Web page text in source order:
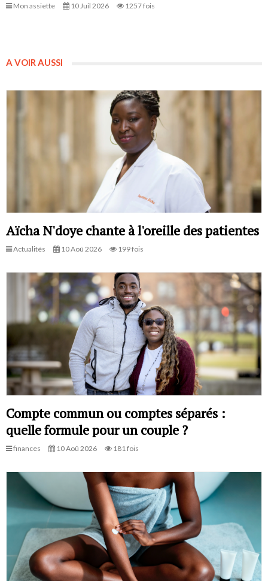
Mon assiette 10 Juil 2026 1257 fois
A VOIR AUSSI
Aïcha N'doye chante à l'oreille des patientes
Actualités 10 Aoû 2026 199 fois
Compte commun ou comptes séparés :
quelle formule pour un couple ?
finances 10 Aoû 2026 181 fois